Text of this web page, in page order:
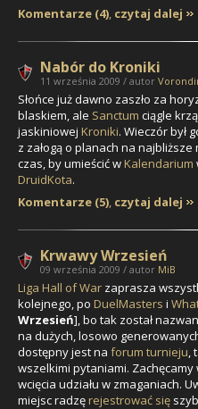
Komentarze (4), czytaj dalej
Nabór do Kroniki
11 września 2009 / autor
Słońce już dawno zaszło za
blaskiem, ale Sanctum ciągle
jaskiniowej Kroniki. Wieczór był
z załogą o planach na
czas, by umieścić wKalendarium
DruidKota.
Komentarze (5), czytaj dalej
Krwawy Wrzesień
09 września 2009 / autor MiB
Liga Hall of War zaprasza
kolejnego, po DuelMasters i
Wrzesień], bo tak został
na dużych, losowo
dostępny jest na forum turnieju,
wszelkimi pytaniami.
wcięcia udziału w zmaganiach.
miejsc radzęrejestrować się